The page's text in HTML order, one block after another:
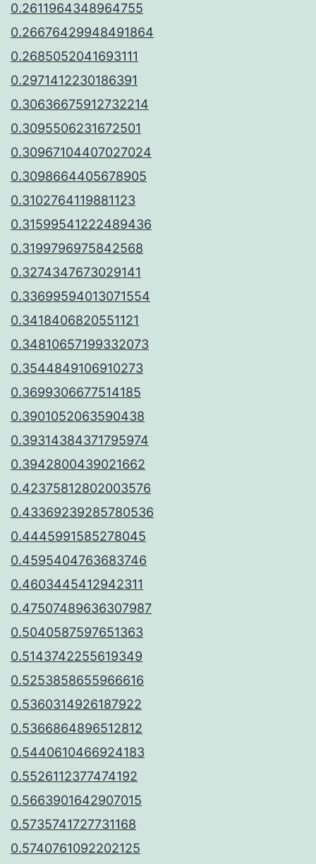
0.2611964348964755
0.26676429948491864
0.2685052041693111
0.2971412230186391
0.30636675912732214
0.3095506231672501
0.30967104407027024
0.3098664405678905
0.3102764119881123
0.31599541222489436
0.3199796975842568
0.3274347673029141
0.33699594013071554
0.3418406820551121
0.34810657199332073
0.3544849106910273
0.3699306677514185
0.3901052063590438
0.39314384371795974
0.3942800439021662
0.42375812802003576
0.43369239285780536
0.4445991585278045
0.4595404763683746
0.4603445412942311
0.47507489636307987
0.5040587597651363
0.5143742255619349
0.5253858655966616
0.5360314926187922
0.5366864896512812
0.5440610466924183
0.5526112377474192
0.5663901642907015
0.5735741727731168
0.5740761092202125